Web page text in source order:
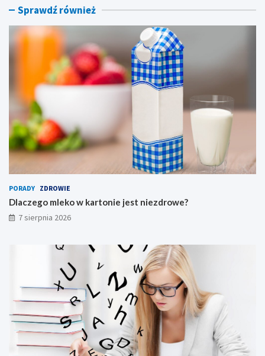
r
w
e
o
w
Sprawdź również
PORADY ZDROWIE
Dlaczego mleko w kartonie jest niezdrowe?
7 sierpnia 2026